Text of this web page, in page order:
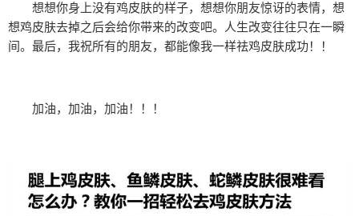
想想你身上没有鸡皮肤的样子，想想你朋友惊讶的表情，想
想鸡皮肤去掉之后会给你带来的改变吧。人生改变往往只在一瞬
间。最后，我祝所有的朋友，都能像我一样祛鸡皮肤成功！！
加油，加油，加油！！！